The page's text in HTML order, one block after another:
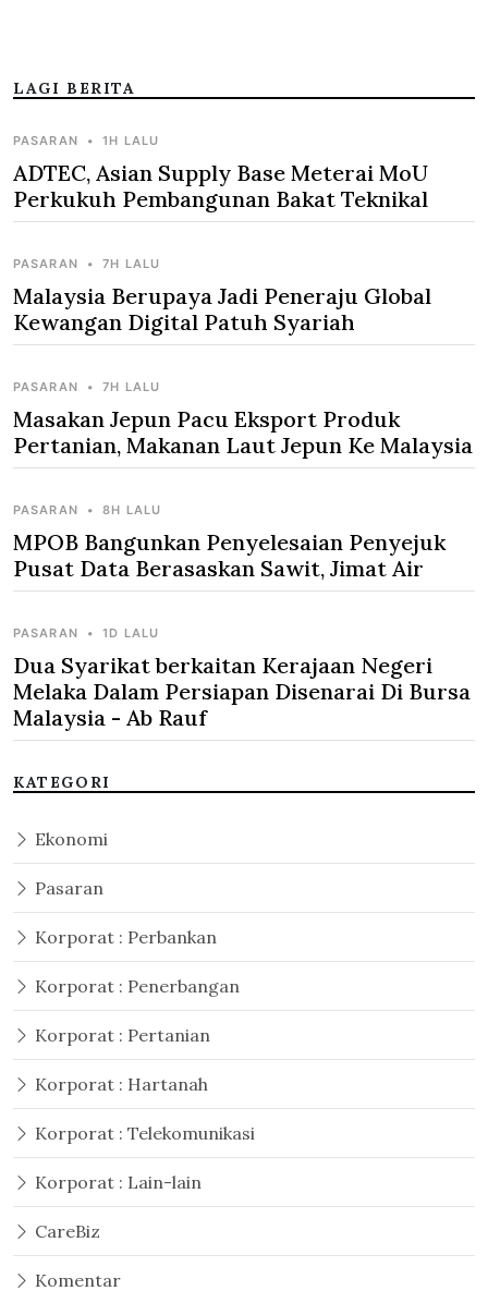
LAGI BERITA
PASARAN • 1H LALU
ADTEC, Asian Supply Base Meterai MoU
Perkukuh Pembangunan Bakat Teknikal
PASARAN • 7H LALU
Malaysia Berupaya Jadi Peneraju Global
Kewangan Digital Patuh Syariah
PASARAN • 7H LALU
Masakan Jepun Pacu Eksport Produk
Pertanian, Makanan Laut Jepun Ke Malaysia
PASARAN • 8H LALU
MPOB Bangunkan Penyelesaian Penyejuk
Pusat Data Berasaskan Sawit, Jimat Air
PASARAN • 1D LALU
Dua Syarikat berkaitan Kerajaan Negeri
Melaka Dalam Persiapan Disenarai Di Bursa
Malaysia - Ab Rauf
KATEGORI
Ekonomi
Pasaran
Korporat : Perbankan
Korporat : Penerbangan
Korporat : Pertanian
Korporat : Hartanah
Korporat : Telekomunikasi
Korporat : Lain-lain
CareBiz
Komentar